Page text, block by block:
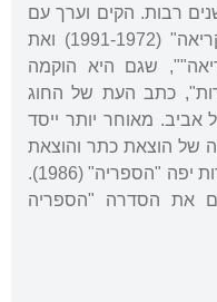
רבות. הקים וערך עם
את הרבעון "סימן קריאה" (1991-1972) ואת
שגם היא הוקמה
כתב העת של החוג
אביב. מאוחר יותר ייסד
של הוצאת כתר והוצאת
הקיבוץ המאוחד, את הסדרה לספרות יפה "הספריה" (1986).
הקים את הסדרה "הספריה